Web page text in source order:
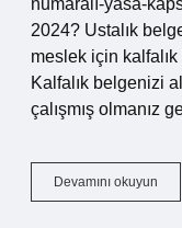
numaralı-yasa-
2024? Ustalık
meslek için
Kalfalık belgenizi
çalışmış olmanız
Devamını okuyun